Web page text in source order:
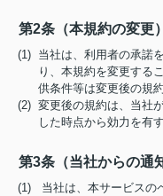
第2条（本規約の変更）
(1) 当社は、利用者の承諾
り、本規約を変更する
供条件等は変更後の規
(2) 変更後の規約は、当社
した時点から効力を有
第3条（当社からの通
(1) 当社は、本サービスの